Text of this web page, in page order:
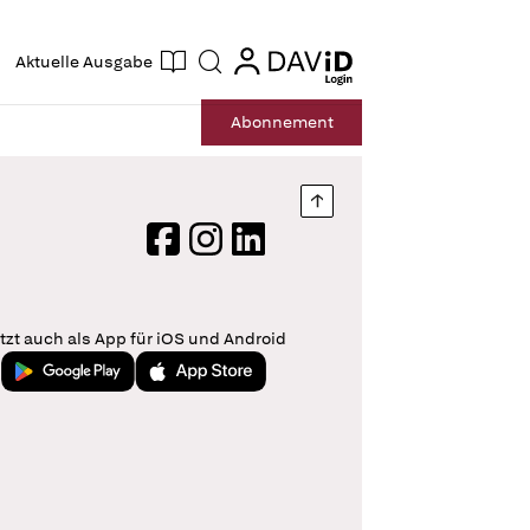
Aktuelle Ausgabe Suche login
login
Abonnement
Nach oben springen
FacebookInstagram
LinkedIn
auch als App für iOS und Android
Jetzt bei Google PlayLaden im App Store